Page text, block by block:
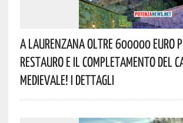
A Laurenzana Oltre 600000 Euro
Restauro E Il Completamento Del
Medievale! I Dettagli